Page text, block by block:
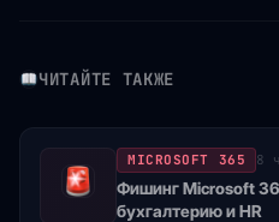
ЧИТАЙТЕ ТАКЖЕ
MICROSOFT 365 8
Фишинг Microsoft
бухгалтерию и HR